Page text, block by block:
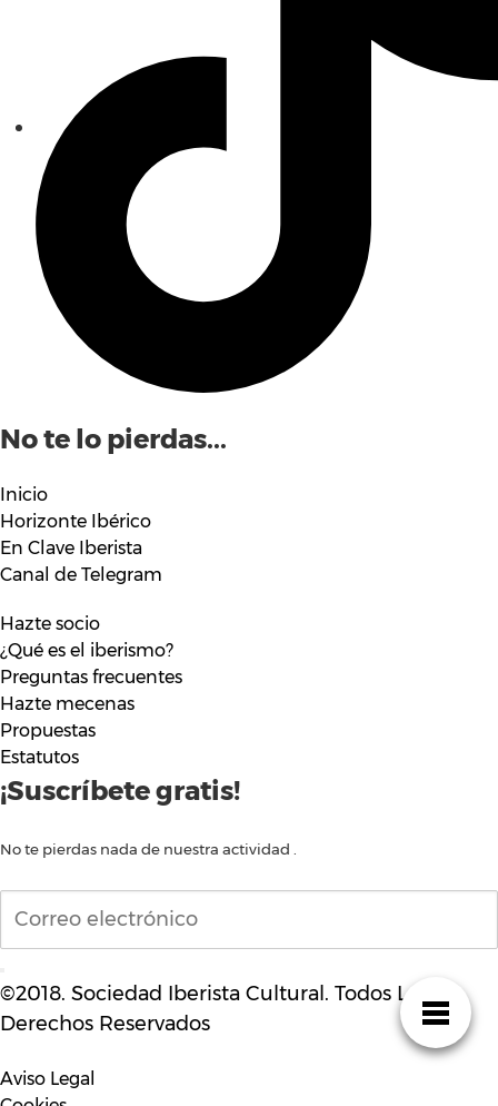
No te lo pierdas...
Inicio
Horizonte Ibérico
En Clave Iberista
Canal de Telegram
Hazte socio
¿Qué es el iberismo?
Preguntas frecuentes
Hazte mecenas
Propuestas
Estatutos
¡Suscríbete gratis!
No te pierdas nada de nuestra actividad .
©2018. Sociedad Iberista Cultural. Todos Los
Derechos Reservados
Aviso Legal